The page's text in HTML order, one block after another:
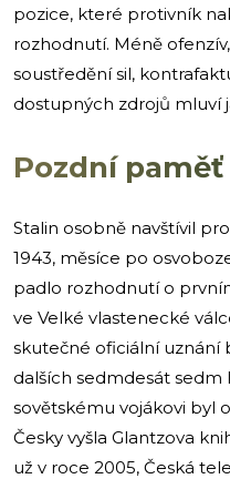
pozice, které protivník
rozhodnutí. Méně
soustředění sil,
dostupných zdrojů mluví
Pozdní paměť
Stalin osobně navštívil
1943, měsíce po
padlo rozhodnutí o
ve Velké vlastenecké
skutečné oficiální uznání
dalších sedmdesát sedm
sovětskému vojákovi byl
Česky vyšla Glantzova
už v roce 2005, Česká